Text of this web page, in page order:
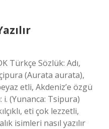
Türkçe Sözlük: Adı,
(Aurata aurata),
etli, Akdeniz’e özgü
i. (Yunanca: Tsipura)
eti çok lezzetli,
isimleri nasıl yazılır